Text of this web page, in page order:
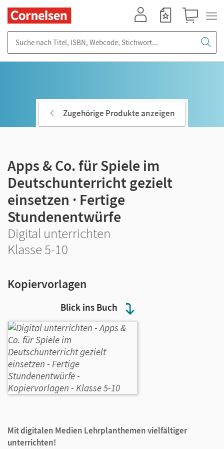
Blick ins Buch
Zugehörige Produkte anzeigen
Apps & Co. für Spiele im
Deutschunterricht gezielt
einsetzen · Fertige
Stundenentwürfe
Digital unterrichten
Klasse 5-10
Kopiervorlagen
Mit digitalen Medien Lehrplanthemen vielfältiger
unterrichten!